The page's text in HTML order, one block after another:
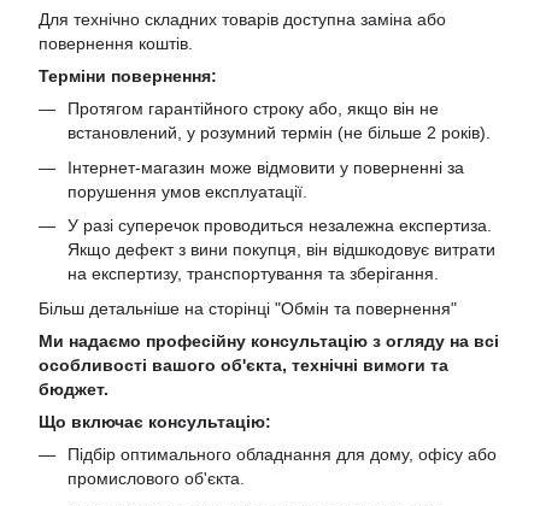
Для технічно складних товарів доступна заміна або
повернення коштів.
Терміни повернення:
Протягом гарантійного строку або, якщо він не
встановлений, у розумний термін (не більше 2 років).
Інтернет-магазин може відмовити у поверненні за
порушення умов експлуатації.
У разі суперечок проводиться незалежна експертиза.
Якщо дефект з вини покупця, він відшкодовує витрати
на експертизу, транспортування та зберігання.
Більш детальніше на сторінці "Обмін та повернення"
Ми надаємо професійну консультацію з огляду на всі
особливості вашого об'єкта, технічні вимоги та
бюджет.
Що включає консультацію:
Підбір оптимального обладнання для дому, офісу або
промислового об'єкта.